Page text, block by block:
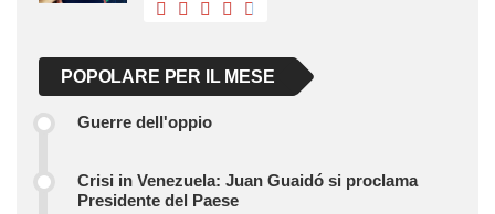
POPOLARE PER IL MESE
Guerre dell'oppio
Crisi in Venezuela: Juan Guaidó si proclama
Presidente del Paese